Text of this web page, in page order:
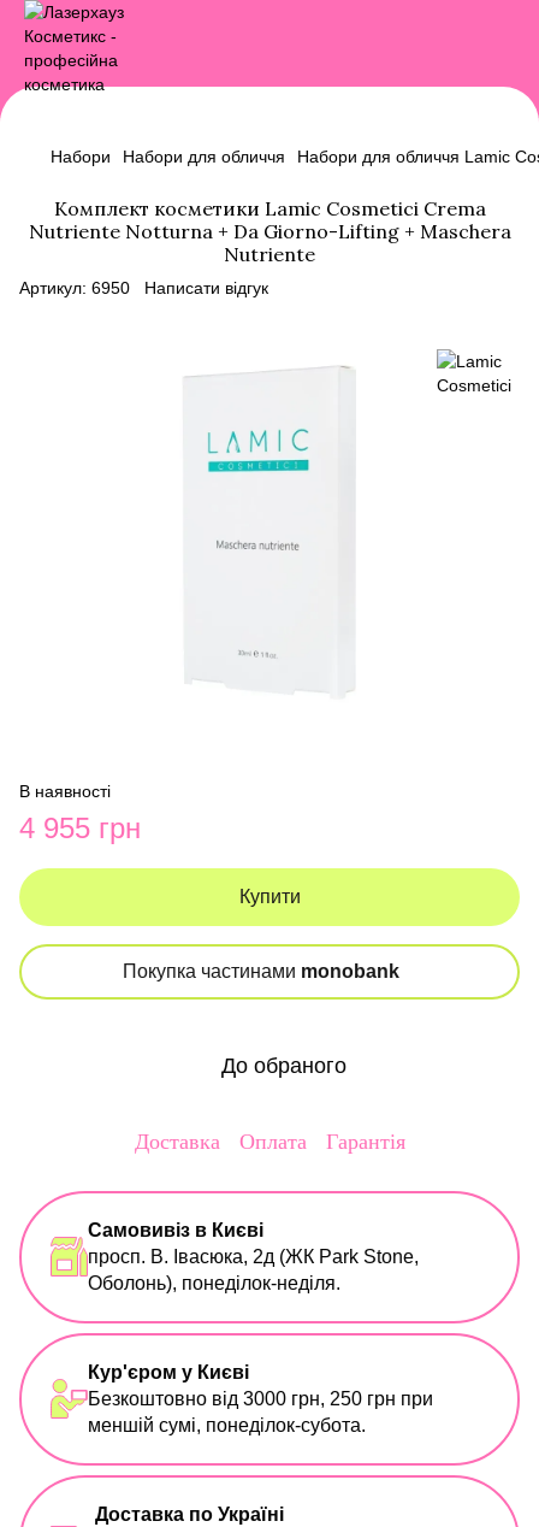
Набори Набори для обличчя Набори для обличчя Lamic
Комплект косметики Lamic Cosmetici Crema
Nutriente Notturna + Da Giorno-Lifting + Maschera
Nutriente
Артикул: 6950 Написати відгук
В наявності
4 955 грн
Купити
Покупка частинами monobank
До обраного
Доставка Оплата Гарантія
Самовивіз в Києві
просп. В. Івасюка, 2д (ЖК Park Stone,
Оболонь), понеділок-неділя.
Кур'єром у Києві
Безкоштовно від 3000 грн, 250 грн при
меншій сумі, понеділок-субота.
Доставка по Україні